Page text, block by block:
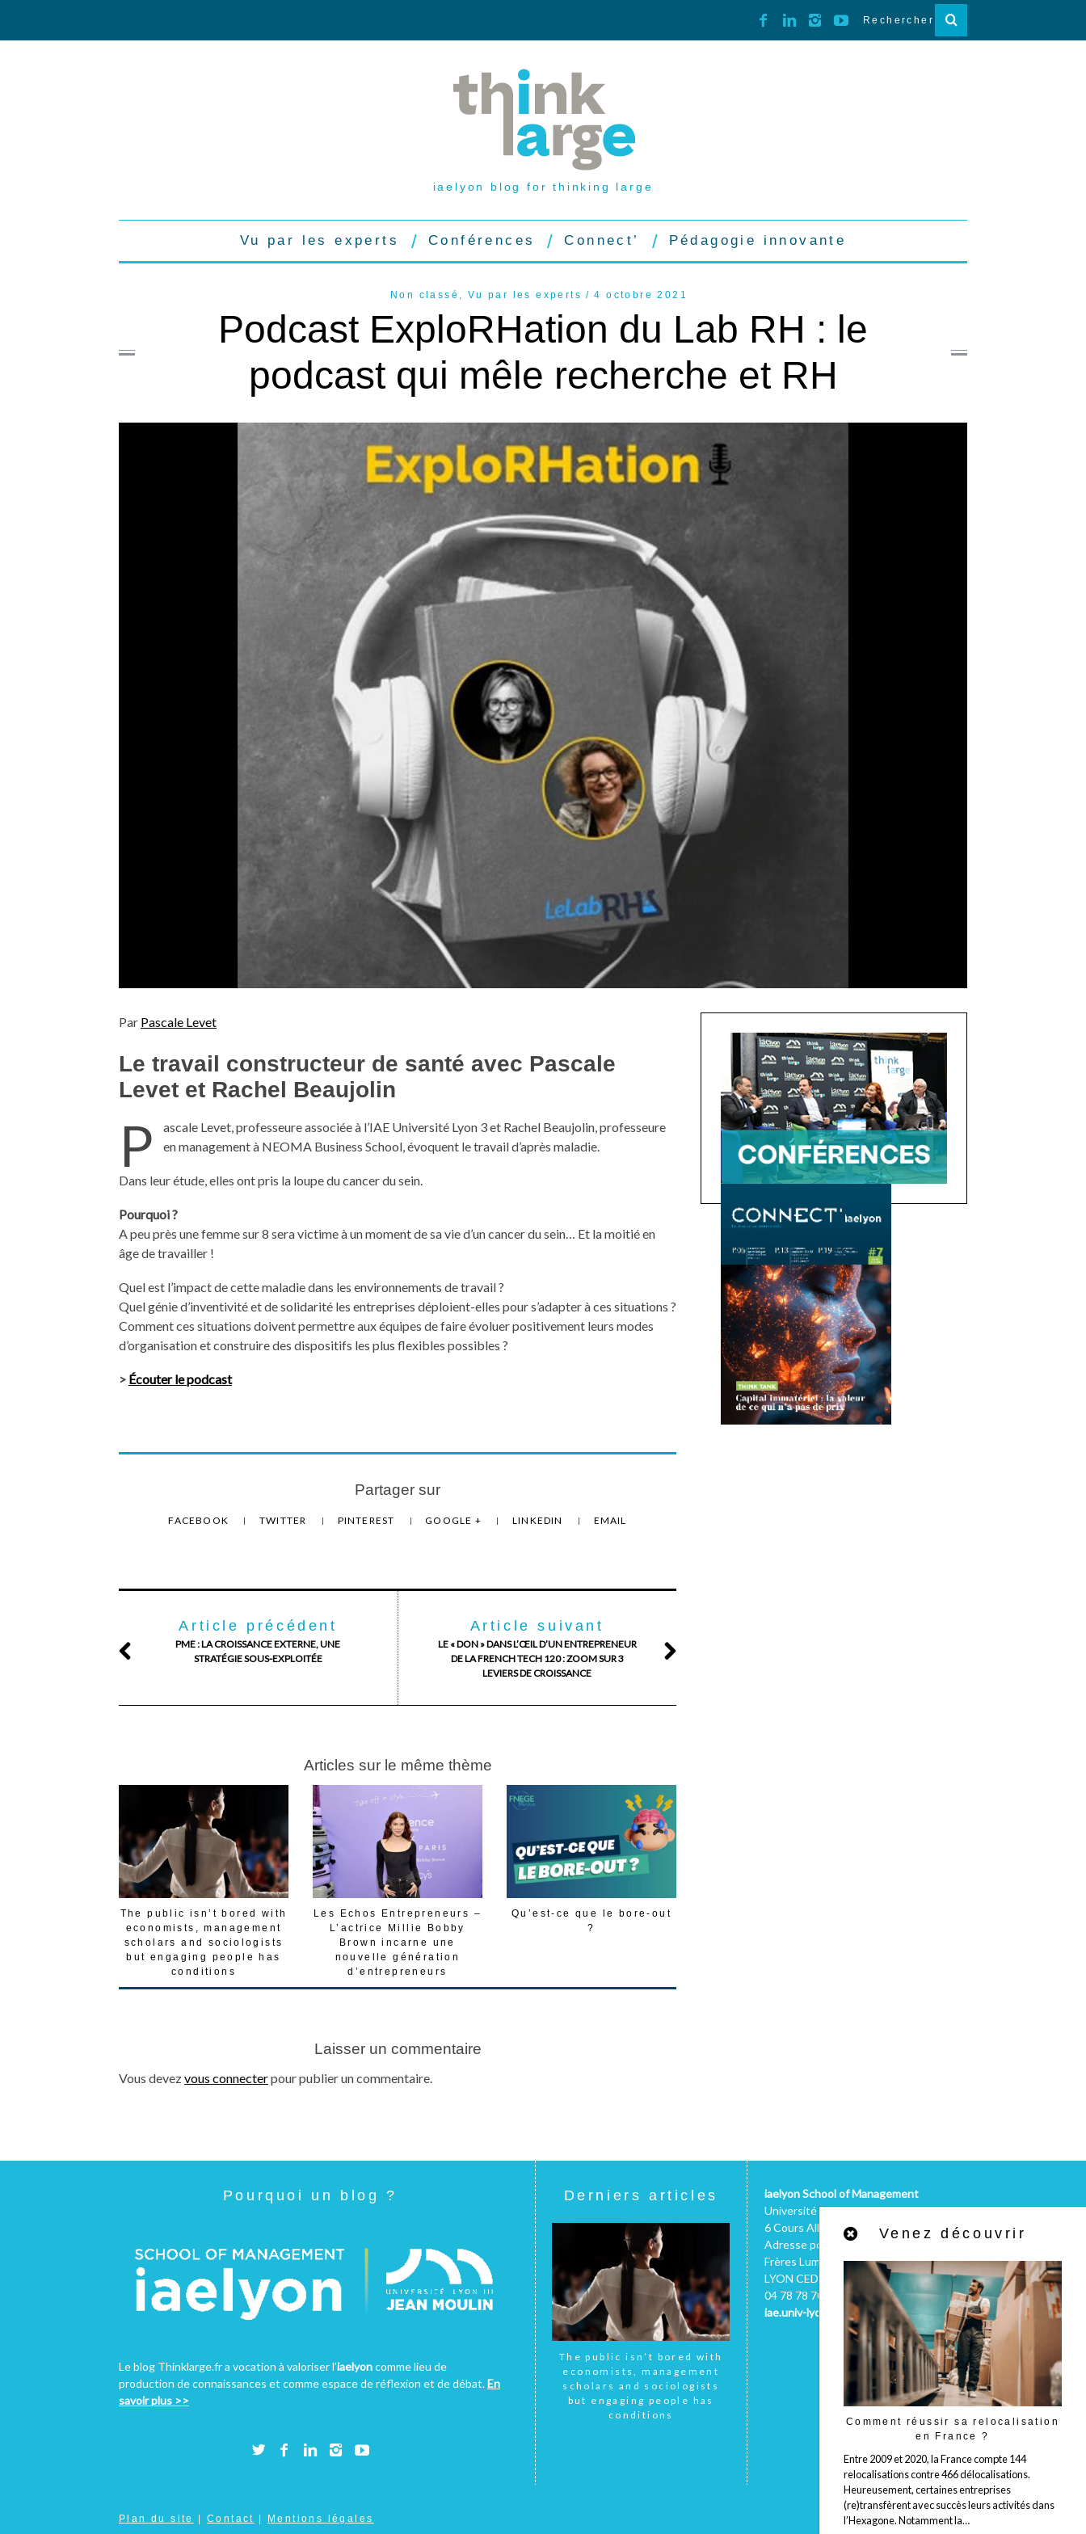
iaelyon blog for thinking large
Vu par les experts Conférences Connect’ Pédagogie innovante
Non classé , Vu par les experts 4 octobre 2021
Podcast ExploRHation du Lab RH : le
podcast qui mêle recherche et RH
Par Pascale Levet
Le travail constructeur de santé avec Pascale
Levet et Rachel Beaujolin
P
ascale Levet, professeure associée à l’IAE Université Lyon 3 et Rachel Beaujolin, professeure
en management à NEOMA Business School, évoquent le travail d’après maladie.
Dans leur étude, elles ont pris la loupe du cancer du sein.
Pourquoi ?
A peu près une femme sur 8 sera victime à un moment de sa vie d’un cancer du sein… Et la moitié en
âge de travailler !
Quel est l’impact de cette maladie dans les environnements de travail ?
Quel génie d’inventivité et de solidarité les entreprises déploient-elles pour s’adapter à ces situations ?
Comment ces situations doivent permettre aux équipes de faire évoluer positivement leurs modes
d’organisation et construire des dispositifs les plus flexibles possibles ?
> Écouter le podcast
Partager sur
FACEBOOK TWITTER PINTEREST GOOGLE + LINKEDIN EMAIL
Article précédent
PME : LA CROISSANCE EXTERNE, UNE
STRATÉGIE SOUS-EXPLOITÉE
Article suivant
LE « DON » DANS L’ŒIL D’UN ENTREPRENEUR
DE LA FRENCH TECH 120 : ZOOM SUR 3
LEVIERS DE CROISSANCE
Articles sur le même thème
The public isn’t bored with
economists, management
scholars and sociologists
but engaging people has
conditions
Les Echos Entrepreneurs –
L’actrice Millie Bobby
Brown incarne une
nouvelle génération
d’entrepreneurs
Qu’est-ce que le bore-out
?
Laisser un commentaire
Vous devezvous connecterpour publier un commentaire.
Venez découvrir
Comment réussir sa relocalisation
en France ?
Entre 2009 et 2020, la France compte 144
relocalisations contre 466 délocalisations.
Heureusement, certaines entreprises
(re)transfèrent avec succès leurs activités dans
l’Hexagone. Notamment la…
Pourquoi un blog ?
Le blog Thinklarge.fr a vocation à valoriser l’iaelyoncomme lieu de
production de connaissances et comme espace de réflexion et de débat.En
savoir plus >>
Derniers articles
The public isn’t bored with
economists, management
scholars and sociologists
but engaging people has
conditions
iaelyon School of Management
Université Jean Moulin
6 Cours Albert Thomas - 69008 LYON
Adresse postale : 1C, avenue des
Frères Lumière - CS 78242 - 69372
LYON CEDEX 08 (FRANCE)
04 78 78 70 66
iae.univ-lyon3.fr
Plan du site |Contact Mentions légales Haut de page